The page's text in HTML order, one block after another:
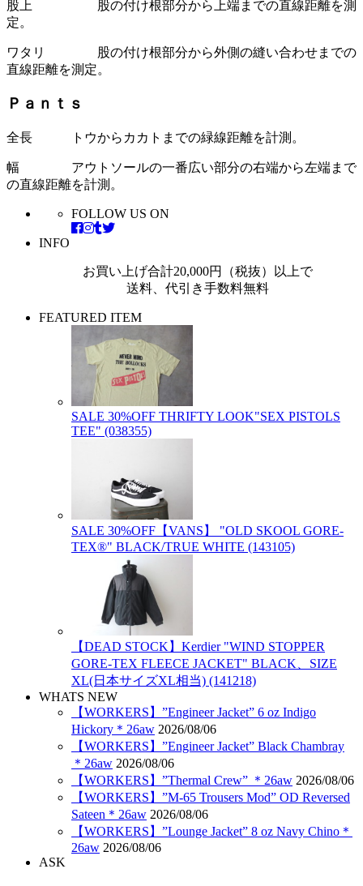
股上 股の付け根部分から上端までの直線距離を測
定。
ワタリ 股の付け根部分から外側の縫い合わせまでの
直線距離を測定。
Ｐａｎｔｓ
全長 トウからカカトまでの緑線距離を計測。
幅 アウトソールの一番広い部分の右端から左端まで
の直線距離を計測。
FOLLOW US ON
INFO
お買い上げ合計20,000円（税抜）以上で
送料、代引き手数料無料
FEATURED ITEM
SALE 30%OFF THRIFTY LOOK"SEX PISTOLS
TEE" (038355)
SALE 30%OFF【VANS】 "OLD SKOOL GORE-
TEX®" BLACK/TRUE WHITE (143105)
【DEAD STOCK】Kerdier "WIND STOPPER
GORE-TEX FLEECE JACKET" BLACK、SIZE
XL(日本サイズXL相当) (141218)
WHATS NEW
【WORKERS】”Engineer Jacket” 6 oz Indigo
Hickory＊26aw 2026/08/06
【WORKERS】”Engineer Jacket” Black Chambray
＊26aw 2026/08/06
【WORKERS】”Thermal Crew” ＊26aw 2026/08/06
【WORKERS】”M-65 Trousers Mod” OD Reversed
Sateen＊26aw 2026/08/06
【WORKERS】”Lounge Jacket” 8 oz Navy Chino＊
26aw 2026/08/06
ASK